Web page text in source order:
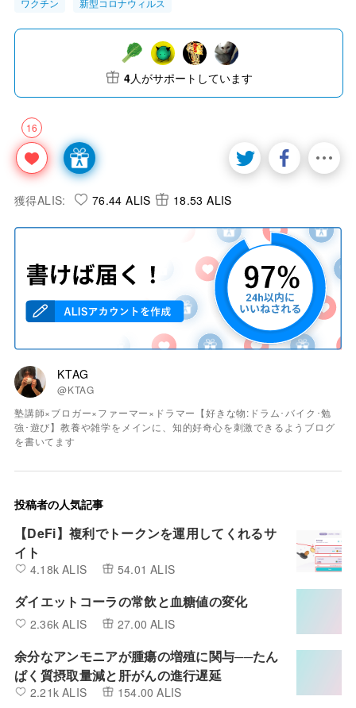
16
4人がサポートしています
獲得ALIS: 76.44 ALIS 18.53 ALIS
KTAG
@KTAG
塾講師×ブロガー×ファーマー×ドラマー【好きな物:ドラム･バイク･勉
強･遊び】教養や雑学をメインに、知的好奇心を刺激できるようブログ
を書いてます
投稿者の人気記事
【DeFi】複利でトークンを運用してくれるサ
イト
4.18k ALIS 54.01 ALIS
ダイエットコーラの常飲と血糖値の変化
2.36k ALIS 27.00 ALIS
余分なアンモニアが腫瘍の増殖に関与──たん
ぱく質摂取量減と肝がんの進行遅延
2.21k ALIS 154.00 ALIS